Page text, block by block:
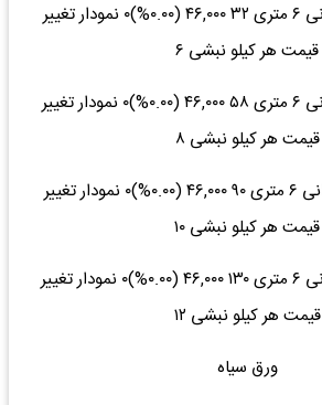
هر کیلو نبشی ۶ ایرانی ۶ متری ۳۲ ۴۶,۰۰۰ (۰.۰۰%)۰ نمودار تغییر
قیمت هر کیلو نبشی ۶
هر کیلو نبشی ۸ ایرانی ۶ متری ۵۸ ۴۶,۰۰۰ (۰.۰۰%)۰ نمودار تغییر
قیمت هر کیلو نبشی ۸
هر کیلو نبشی ۱۰ ایرانی ۶ متری ۹۰ ۴۶,۰۰۰ (۰.۰۰%)۰ نمودار تغییر
قیمت هر کیلو نبشی ۱۰
هر کیلو نبشی ۱۲ ایرانی ۶ متری ۱۳۰ ۴۶,۰۰۰ (۰.۰۰%)۰ نمودار تغییر
قیمت هر کیلو نبشی ۱۲
ورق سیاه